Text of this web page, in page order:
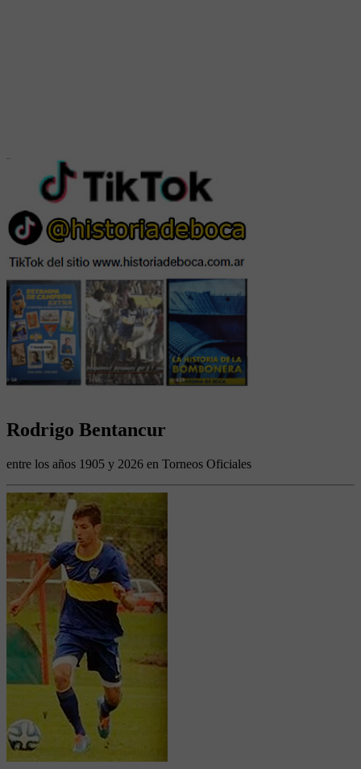
Rodrigo Bentancur
entre los años 1905 y 2026 en Torneos Oficiales